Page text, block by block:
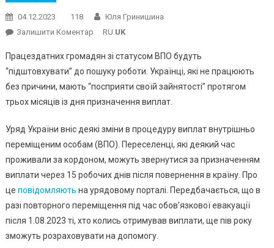
04.12.2023 118
Юля Гринишина
Залишити КоментарOn
В
Україні
Будуть
По-
Нараховувати
Виплати:
Що
Потрібно
RU UK
Працездатних громадян зі статусом ВПО будуть
“підштовхувати” до пошуку роботи. Українці, які не працюють
без причини, мають “посприяти своїй зайнятості” протягом
трьох місяців із дня призначення виплат.
Уряд України вніс деякі зміни в процедуру виплат внутрішньо
переміщеним особам (ВПО). Переселенці, які деякий час
проживали за кордоном, можуть звернутися за призначенням
виплати через 15 робочих днів після повернення в країну. Про
це повідомляють на урядовому порталі. Передбачається, що в
разі повторного переміщення під час обов’язкової евакуації
після 1.08.2023 ті, хто колись отримував виплати, ще пів року
зможуть розраховувати на допомогу.